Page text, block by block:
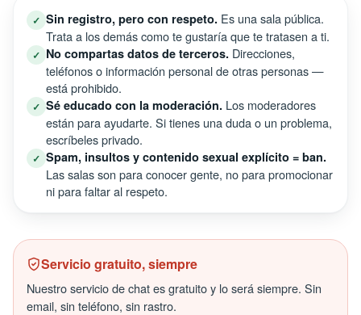
✓ Sin registro, pero con respeto. Es una sala pública.
Trata a los demás como te gustaría que te tratasen a ti.
✓ No compartas datos de terceros. Direcciones,
teléfonos o información personal de otras personas —
está prohibido.
✓ Sé educado con la moderación. Los moderadores
están para ayudarte. Si tienes una duda o un problema,
escríbeles privado.
✓ Spam, insultos y contenido sexual explícito = ban.
Las salas son para conocer gente, no para promocionar
ni para faltar al respeto.
Servicio gratuito, siempre
Nuestro servicio de chat es gratuito y lo será siempre. Sin
email, sin teléfono, sin rastro.